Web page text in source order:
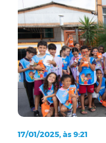
17/01/2025, às 9:21